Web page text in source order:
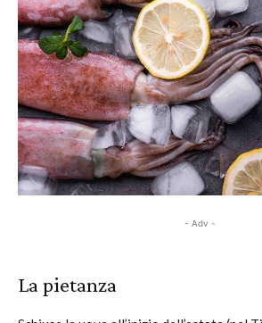
- Adv -
La pietanza